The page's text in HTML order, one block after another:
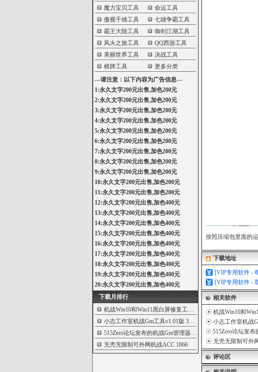
魔力宝贝工具
命运工具
傲视千雄工具
七雄争霸工具
霸王大陆工具
御剑江湖工具
风火之旅工具
QQ西游工具
美丽世界工具
决战工具
棋牌工具
更多分类
---请注意：以下内容为广告信息---
1:永久文字200元出售,加色200元
2:永久文字200元出售,加色200元
3:永久文字200元出售,加色200元
4:永久文字200元出售,加色200元
5:永久文字200元出售,加色200元
6:永久文字200元出售,加色200元
7:永久文字200元出售,加色200元
8:永久文字200元出售,加色200元
9:永久文字200元出售,加色200元
10:永久文字200元出售,加色200元
11:永久文字200元出售,加色200元
12:永久文字200元出售,加色400元
13:永久文字200元出售,加色400元
14:永久文字200元出售,加色400元
15:永久文字200元出售,加色400元
16:永久文字200元出售,加色400元
17:永久文字200元出售,加色400元
18:永久文字200元出售,加色400元
19:永久文字200元出售,加色400元
20:永久文字200元出售,加色400元
下载月排行
机战Win10和Win11黑白屏修复工具及方法
5702
小志工作室机战Gm工具v1.01版 3197
515Zero论坛发布的机战Gm管理器
2486
无壳无限制可外网机战ACC1866
按照压缩包里面的
下载地址
[VIP专用软件 -
[VIP专用软件 -
相关软件
☉ 机战Win10和
☉ 小志工作室机战
☉ 515Zero论坛发
☉ 无壳无限制可外
评论区